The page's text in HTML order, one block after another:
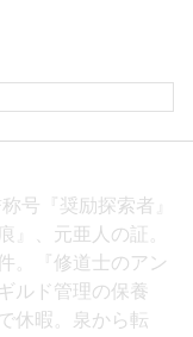
号『奨励探索者』
』、元亜人の証。
。『修道士のアン
ルド管理の保養
休暇。泉から転